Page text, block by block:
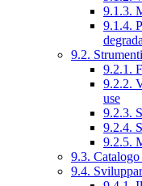
9.1.3.
9.1.4.
9.2.
9.2.1.
9.2.2.
use
9.2.3.
9.2.4.
9.2.5.
9.3.
9.4.